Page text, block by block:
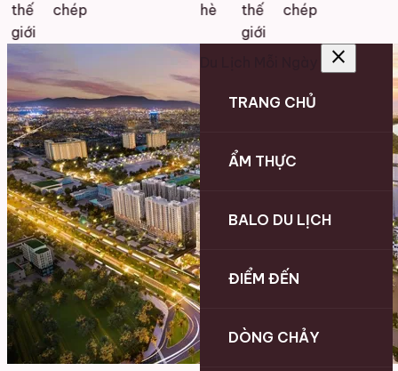
thế
giới
chép
hè
thế
giới
chép
close
TRANG CHỦ
ẨM THỰC
BALO DU LỊCH
ĐIỂM ĐẾN
DÒNG CHẢY